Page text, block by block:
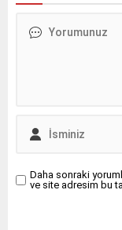
yapış
Daha sonraki
ve site adresim bu